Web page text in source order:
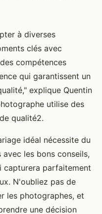
à diverses
clés avec
compétences
qui garantissent un
explique Quentin
utilise des
qualité2.
idéal nécessite du
les bons conseils,
capturera parfaitement
N'oubliez pas de
les photographes, et
une décision